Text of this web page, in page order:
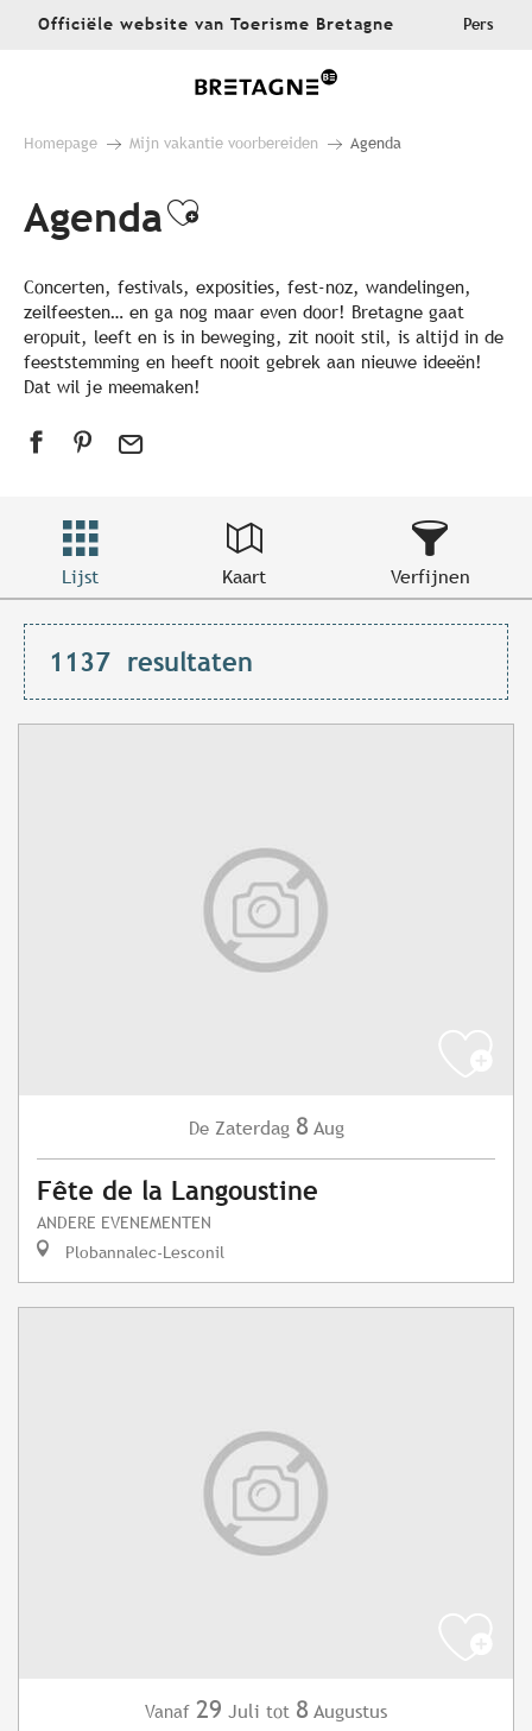
AllerOfficiële website van Toerisme Bretagne Pers
Homepage Mijn vakantie voorbereiden Agenda
AgendaAjouter aux favoris
Concerten, festivals, exposities, fest-noz, wandelingen,
zeilfeesten… en ga nog maar even door! Bretagne gaat
eropuit, leeft en is in beweging, zit nooit stil, is altijd in de
feeststemming en heeft nooit gebrek aan nieuwe ideeën!
Dat wil je meemaken!
Lijst Kaart Verfijnen
1137 resultaten
De Zaterdag 8 Aug
Fête de la Langoustine
ANDERE EVENEMENTEN
Plobannalec-Lesconil
Vanaf 29 Juli tot 8 Augustus